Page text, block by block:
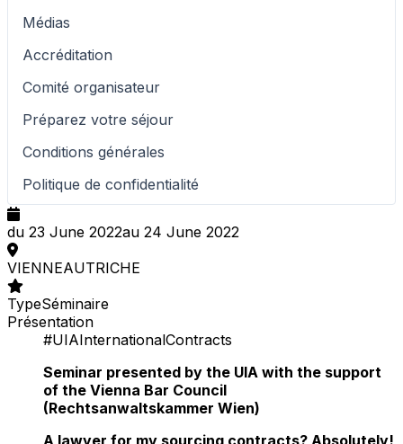
Médias
Accréditation
Comité organisateur
Préparez votre séjour
Conditions générales
Politique de confidentialité
du 23 June 2022au 24 June 2022
VIENNEAUTRICHE
TypeSéminaire
Présentation
#UIAInternationalContracts
Seminar presented by the UIA with the support
of the Vienna Bar Council
(Rechtsanwaltskammer Wien)
A lawyer for my sourcing contracts? Absolutely!